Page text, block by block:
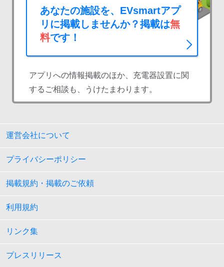
あなたの施設を、EVsmartアプ
リに掲載しませんか？掲載は無
料です！
アプリへの情報掲載のほか、充電器設置に関
するご相談も、うけたまわります。
運営会社について
プライバシーポリシー
掲載規約・掲載のご依頼
利用規約
リンク集
プレスリリース